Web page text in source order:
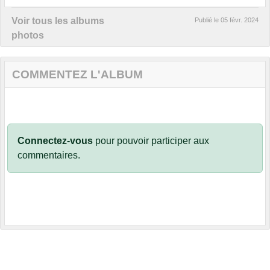
Voir tous les albums
photos
Publié le 05 févr. 2024
COMMENTEZ L'ALBUM
Connectez-vous pour pouvoir participer aux
commentaires.